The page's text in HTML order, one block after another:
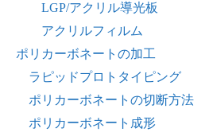
LGP/アクリル導光板
アクリルフィルム
ポリカーボネートの加工
ラピッドプロトタイピング
ポリカーボネートの切断方法
ポリカーボネート成形